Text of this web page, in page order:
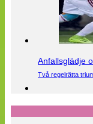
Anfallsglädje
Två regelrätta